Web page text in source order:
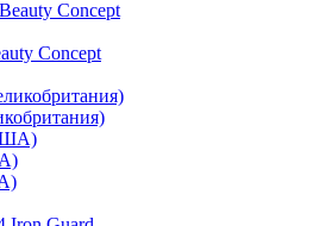
Concept